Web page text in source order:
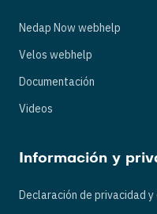
Nedap Now webhelp
Velos webhelp
Documentación
Videos
Información y
Declaración de privacidad